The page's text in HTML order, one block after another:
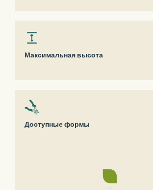
Максимальная высота
Доступные формы